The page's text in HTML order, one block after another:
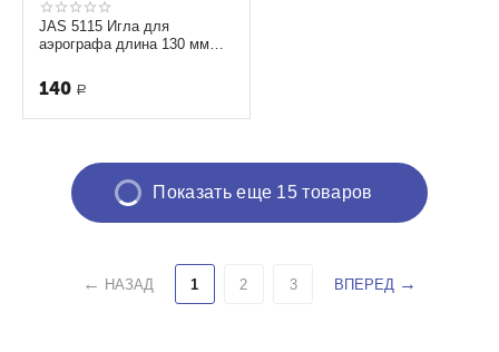
JAS 5115 Игла для
аэрографа длина 130 мм
140 Р
Показать еще 15 товаров
НАЗАД 1 2 3 ВПЕРЕД